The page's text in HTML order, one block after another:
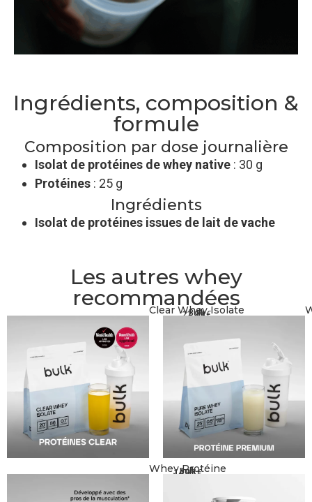
Ingrédients, composition &
formule
Composition par dose journalière
Isolat de protéines de whey native : 30 g
Protéines : 25 g
Ingrédients
Isolat de protéines issues de lait de vache
Les autres whey
recommandées
Clear Whey Isolate
Bulk
22,99€
Whey Protéine
Bulk
14,99€